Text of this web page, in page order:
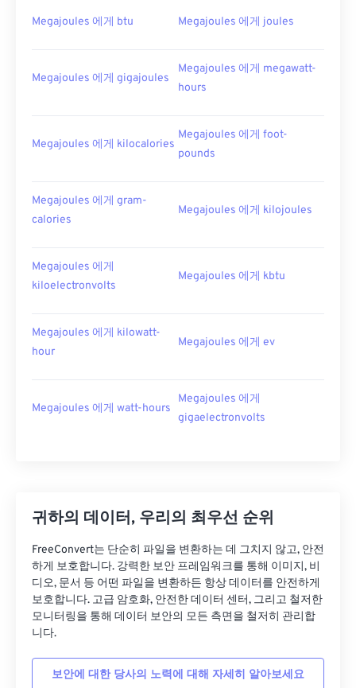
Megajoules 에게 btu Megajoules 에게 joules
Megajoules 에게 gigajoules
Megajoules 에게 megawatt-
hours
Megajoules 에게 kilocalories
Megajoules 에게 foot-
pounds
Megajoules 에게 gram-
calories
Megajoules 에게 kilojoules
Megajoules 에게
kiloelectronvolts
Megajoules 에게 kbtu
Megajoules 에게 kilowatt-
hour
Megajoules 에게 ev
Megajoules 에게 watt-hours
Megajoules 에게
gigaelectronvolts
귀하의 데이터, 우리의 최우선 순위
FreeConvert는 단순히 파일을 변환하는 데 그치지 않고, 안전
하게 보호합니다. 강력한 보안 프레임워크를 통해 이미지, 비
디오, 문서 등 어떤 파일을 변환하든 항상 데이터를 안전하게
보호합니다. 고급 암호화, 안전한 데이터 센터, 그리고 철저한
모니터링을 통해 데이터 보안의 모든 측면을 철저히 관리합
니다.
보안에 대한 당사의 노력에 대해 자세히 알아보세요